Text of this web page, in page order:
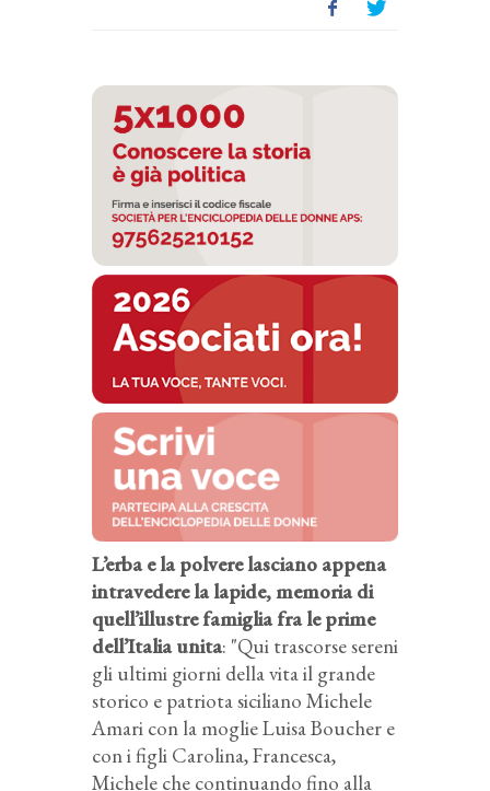
L’erba e la polvere lasciano appena
intravedere la lapide, memoria di
quell’illustre famiglia fra le prime
dell’Italia unita: "Qui trascorse sereni
gli ultimi giorni della vita il grande
storico e patriota siciliano Michele
Amari con la moglie Luisa Boucher e
con i figli Carolina, Francesca,
Michele che continuando fino alla